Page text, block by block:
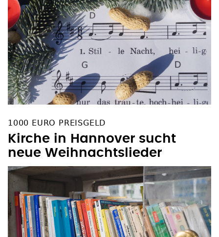
1000 EURO PREISGELD
Kirche in Hannover sucht